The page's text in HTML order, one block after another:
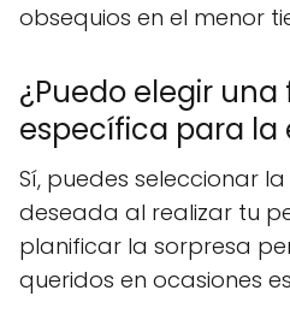
obsequios en el menor
¿Puedo elegir
específica para la
Sí, puedes seleccionar
deseada al realizar tu
planificar la sorpresa
queridos en ocasiones